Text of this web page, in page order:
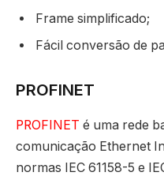
Frame simplificado;
Fácil conversão de
PROFINET
PROFINET é uma rede
comunicação Ethernet
normas IEC 61158-5 e